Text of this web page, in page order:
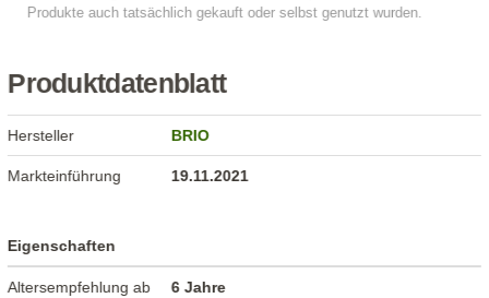
Produktdatenblatt
Hersteller BRIO
Markteinführung 19.11.2021
Eigenschaften
Altersempfehlung ab 6 Jahre